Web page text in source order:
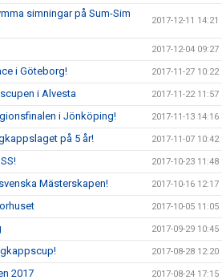
simningar på Sum-Sim
2017-12-11 14:21
2017-12-04 09:27
i Göteborg! 2017-11-27 10:22
i Alvesta 2017-11-22 11:57
i Jönköping! 2017-11-13 14:16
på 5 år! 2017-11-07 10:42
2017-10-23 11:48
Mästerskapen! 2017-10-16 12:17
2017-10-05 11:05
2017-09-29 10:45
2017-08-28 12:20
2017 2017-08-24 17:15